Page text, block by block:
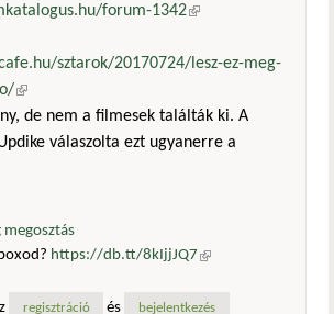
forum-1342(külső
sztarok/20170724/lesz-ez-meg-
(külső hivatkozás)
de nem a filmesek találták ki. A
válaszolta ezt ugyanerre a
megosztás
https://db.tt/8kIjjJQ7 (külső
regisztráció és bejelentkezés